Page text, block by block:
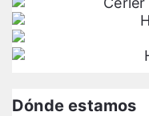
Dónde estamos